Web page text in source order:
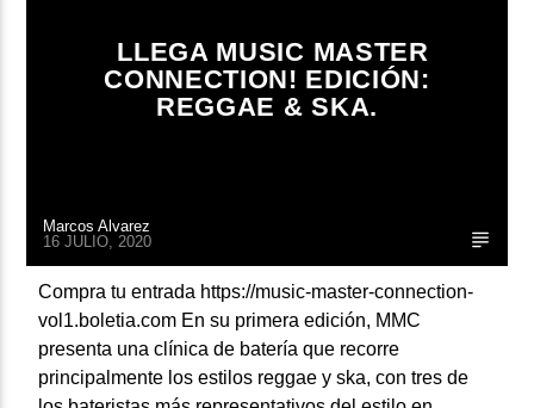
LLEGA MUSIC MASTER
CONNECTION! EDICIÓN:
REGGAE & SKA.
Marcos Alvarez
16 JULIO, 2020
Compra tu entrada https://music-master-connection-
vol1.boletia.com En su primera edición, MMC
presenta una clínica de batería que recorre
principalmente los estilos reggae y ska, con tres de